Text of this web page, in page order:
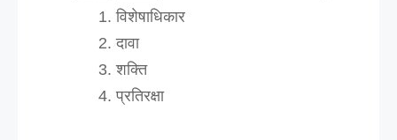
विशेषाधिकार
दावा
शक्ति
प्रतिरक्षा